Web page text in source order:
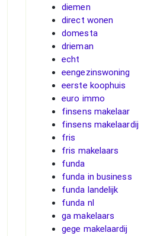
diemen
direct wonen
domesta
drieman
echt
eengezinswoning
eerste koophuis
euro immo
finsens makelaar
finsens makelaardij
fris
fris makelaars
funda
funda in business
funda landelijk
funda nl
ga makelaars
gege makelaardij